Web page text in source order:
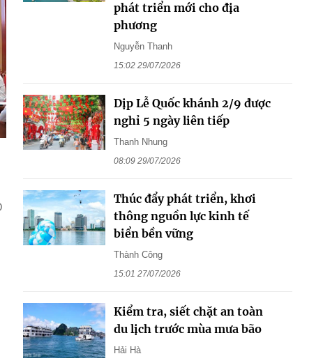
phát triển mới cho địa
phương
Nguyễn Thanh
15:02 29/07/2026
Dịp Lễ Quốc khánh 2/9 được
nghỉ 5 ngày liên tiếp
Thanh Nhung
08:09 29/07/2026
Thúc đẩy phát triển, khơi
thông nguồn lực kinh tế
biển bền vững
Thành Công
15:01 27/07/2026
Kiểm tra, siết chặt an toàn
du lịch trước mùa mưa bão
Hải Hà